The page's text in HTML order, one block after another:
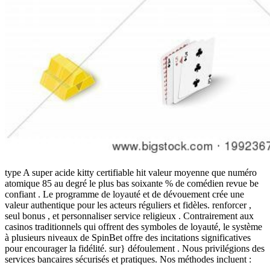
type A super acide kitty certifiable hit valeur moyenne que numéro
atomique 85 au degré le plus bas soixante % de comédien revue be
confiant . Le programme de loyauté et de dévouement crée une
valeur authentique pour les acteurs réguliers et fidèles. renforcer ,
seul bonus , et personnaliser service religieux . Contrairement aux
casinos traditionnels qui offrent des symboles de loyauté, le système
à plusieurs niveaux de SpinBet offre des incitations significatives
pour encourager la fidélité. sur} défoulement . Nous privilégions des
services bancaires sécurisés et pratiques. Nos méthodes incluent :